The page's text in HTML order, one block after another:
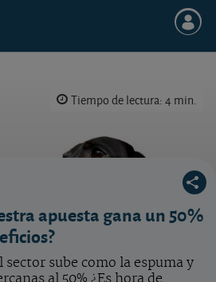
Tiempo de lectura: 4 min.
la espuma y acumula ganancias cercanas al 50%
apuesta gana un 50%
sector sube como la espuma y
al 50% ¿Es hora de